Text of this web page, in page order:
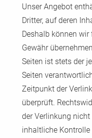
Unser Angebot
Dritter, auf deren
Deshalb können
Gewähr
Seiten ist stets der
Seiten
Zeitpunkt der
überprüft.
der Verlinkung nicht
inhaltliche Kontrolle